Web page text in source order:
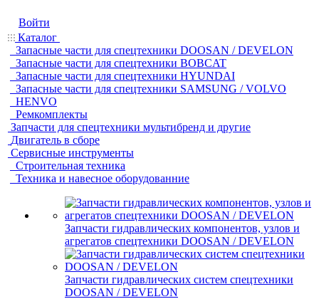
Войти
Каталог
Запасные части для спецтехники DOOSAN / DEVELON
Запасные части для спецтехники BOBCAT
Запасные части для спецтехники HYUNDAI
Запасные части для спецтехники SAMSUNG / VOLVO
HENVO
Ремкомплекты
Запчасти для спецтехники мультибренд и другие
Двигатель в сборе
Сервисные инструменты
Строительная техника
Техника и навесное оборудованние
Запчасти гидравлических компонентов, узлов и
агрегатов спецтехники DOOSAN / DEVELON
Запчасти гидравлических систем спецтехники
DOOSAN / DEVELON